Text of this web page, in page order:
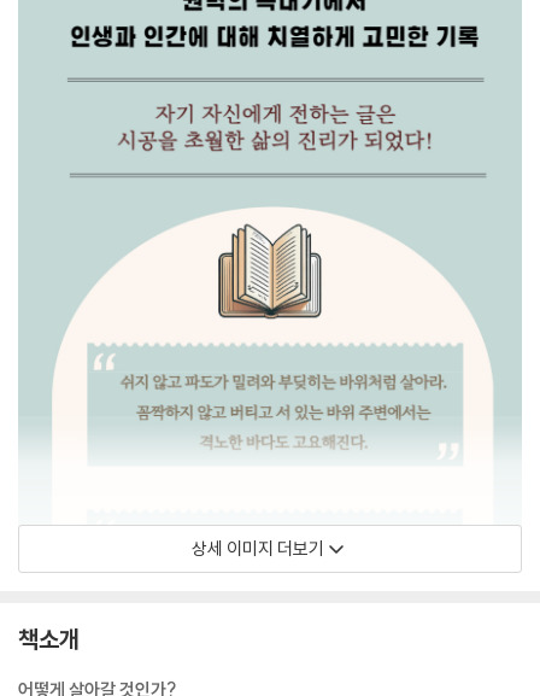
상세 이미지 더보기
책소개
어떻게 살아갈 것인가?